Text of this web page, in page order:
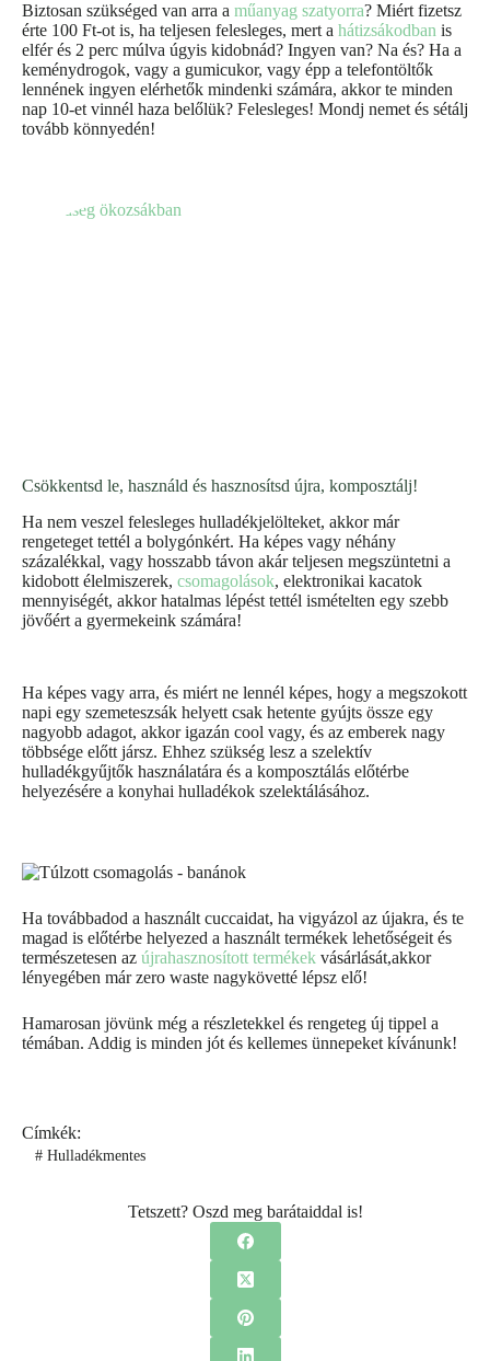
Biztosan szükséged van arra a műanyag szatyorra? Miért fizetsz
érte 100 Ft-ot is, ha teljesen felesleges, mert a hátizsákodban is
elfér és 2 perc múlva úgyis kidobnád? Ingyen van? Na és? Ha a
keménydrogok, vagy a gumicukor, vagy épp a telefontöltők
lennének ingyen elérhetők mindenki számára, akkor te minden
nap 10-et vinnél haza belőlük? Felesleges! Mondj nemet és sétálj
tovább könnyedén!
Csökkentsd le, használd és hasznosítsd újra, komposztálj!
Ha nem veszel felesleges hulladékjelölteket, akkor már
rengeteget tettél a bolygónkért. Ha képes vagy néhány
százalékkal, vagy hosszabb távon akár teljesen megszüntetni a
kidobott élelmiszerek, csomagolások, elektronikai kacatok
mennyiségét, akkor hatalmas lépést tettél ismételten egy szebb
jövőért a gyermekeink számára!
Ha képes vagy arra, és miért ne lennél képes, hogy a megszokott
napi egy szemeteszsák helyett csak hetente gyújts össze egy
nagyobb adagot, akkor igazán cool vagy, és az emberek nagy
többsége előtt jársz. Ehhez szükség lesz a szelektív
hulladékgyűjtők használatára és a komposztálás előtérbe
helyezésére a konyhai hulladékok szelektálásához.
Ha továbbadod a használt cuccaidat, ha vigyázol az újakra, és te
magad is előtérbe helyezed a használt termékek lehetőségeit és
természetesen az újrahasznosított termékek vásárlását,akkor
lényegében már zero waste nagykövetté lépsz elő!
Hamarosan jövünk még a részletekkel és rengeteg új tippel a
témában. Addig is minden jót és kellemes ünnepeket kívánunk!
Címkék:
#Hulladékmentes
Tetszett? Oszd meg barátaiddal is!